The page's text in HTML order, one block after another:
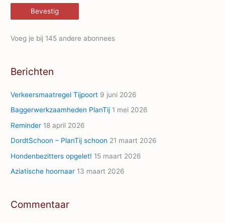
m
a
d
r
e
s
s
Bevestig
Voeg je bij 145 andere abonnees
Berichten
Verkeersmaatregel Tijpoort 9 juni 2026
Baggerwerkzaamheden PlanTij 1 mei 2026
Reminder 18 april 2026
DordtSchoon – PlanTij schoon 21 maart 2026
Hondenbezitters opgelet! 15 maart 2026
Aziatische hoornaar 13 maart 2026
Commentaar